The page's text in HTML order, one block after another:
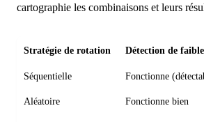
cartographie les combinaisons et leurs
Stratégie de rotation Détection de
Séquentielle Fonctionne
Aléatoire Fonctionne bien